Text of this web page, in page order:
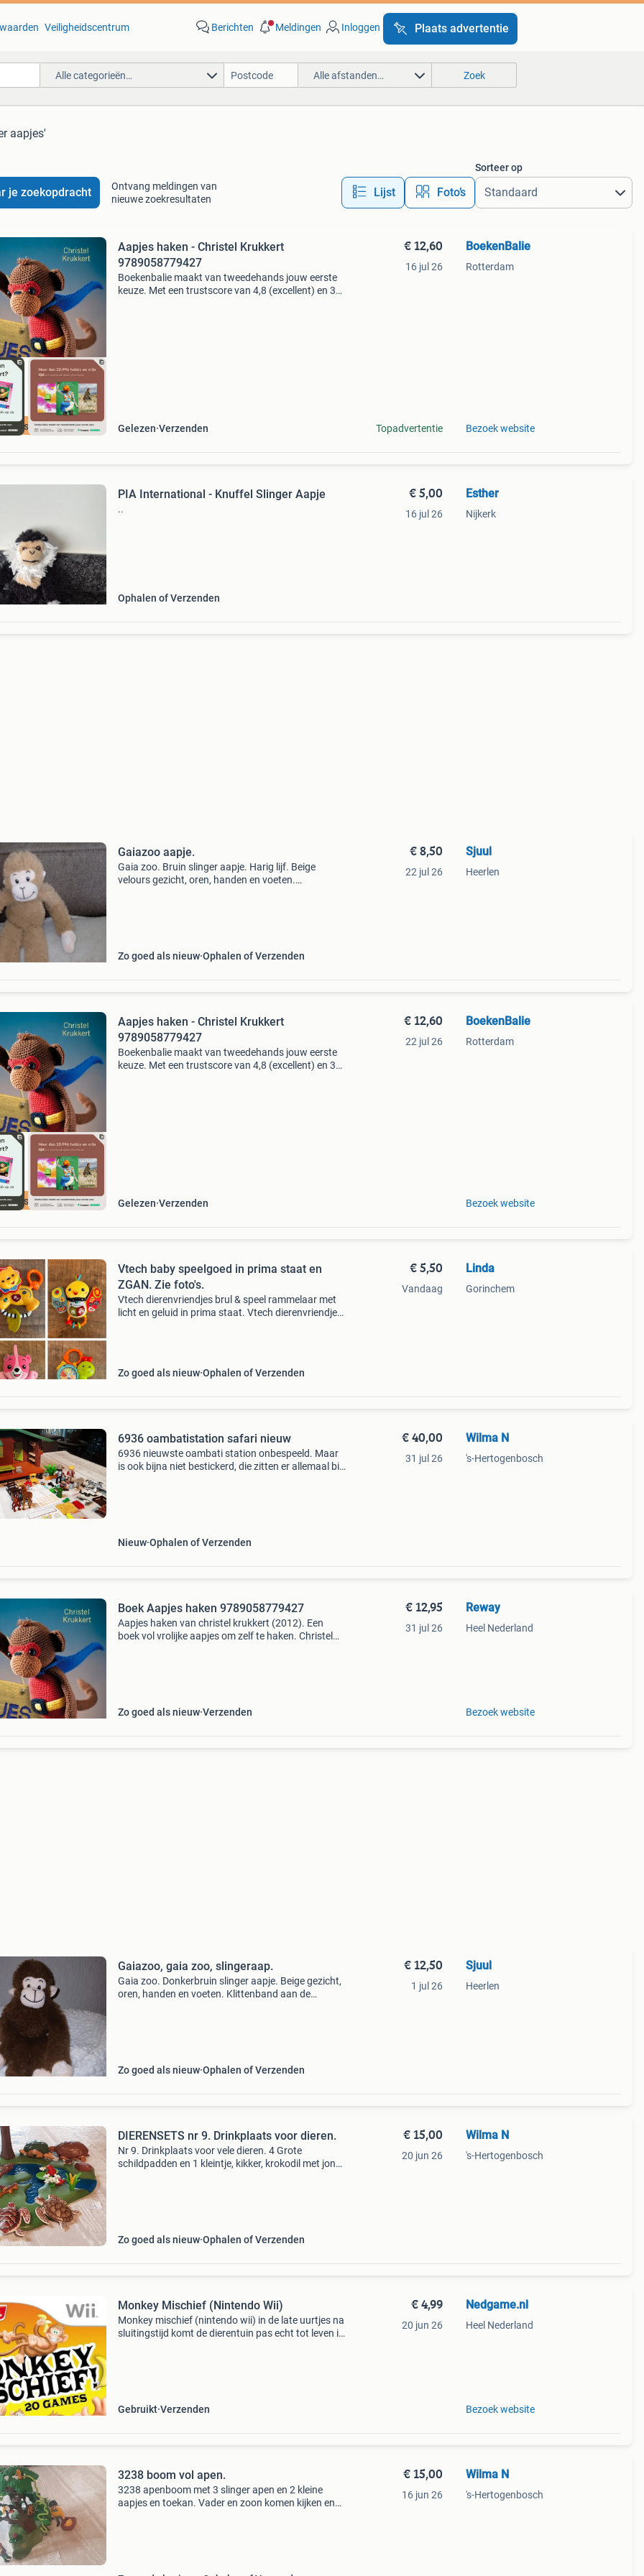
Veiligheidscentrum Berichten Meldingen Inloggen Plaats advertentie
Alle categorieën… Alle afstanden… Zoek
aapjes'
je zoekopdracht
Ontvang meldingen van
nieuwe zoekresultaten
Lijst Foto’s
Sorteer op
prijs
Aapjes haken - Christel Krukkert
9789058779427
Boekenbalie maakt van tweedehands jouw eerste
keuze. Met een trustscore van 4,8 (excellent) en 30
Gelezen Verzenden
€ 12,60
16 jul 26
Topadvertentie
BoekenBalie
Rotterdam
Bezoek website
PIA International - Knuffel Slinger Aapje
..
Ophalen of Verzenden
€ 5,00
16 jul 26
Esther
Nijkerk
Gaiazoo aapje.
Gaia zoo. Bruin slinger aapje. Harig lijf. Beige
velours gezicht, oren, handen en voeten.
Zo goed als nieuw Ophalen of Verzenden
€ 8,50
22 jul 26
Sjuul
Heerlen
prijs
Aapjes haken - Christel Krukkert
9789058779427
Boekenbalie maakt van tweedehands jouw eerste
keuze. Met een trustscore van 4,8 (excellent) en 30
Gelezen Verzenden
€ 12,60
22 jul 26
BoekenBalie
Rotterdam
Bezoek website
Vtech baby speelgoed in prima staat en
ZGAN. Zie foto's.
Vtech dierenvriendjes brul & speel rammelaar met
licht en geluid in prima staat. Vtech dierenvriendjes
Zo goed als nieuw Ophalen of Verzenden
€ 5,50
Vandaag
Linda
Gorinchem
6936 oambatistation safari nieuw
6936 nieuwste oambati station onbespeeld. Maar
is ook bijna niet bestickerd, die zitten er allemaal bij,
Nieuw Ophalen of Verzenden
€ 40,00
31 jul 26
Wilma N
's-Hertogenbosch
Boek Aapjes haken 9789058779427
Aapjes haken van christel krukkert (2012). Een
boek vol vrolijke aapjes om zelf te haken. Christel
Zo goed als nieuw Verzenden
€ 12,95
31 jul 26
Reway
Heel Nederland
Bezoek website
Gaiazoo, gaia zoo, slingeraap.
Gaia zoo. Donkerbruin slinger aapje. Beige gezicht,
oren, handen en voeten. Klittenband aan de
Zo goed als nieuw Ophalen of Verzenden
€ 12,50
1 jul 26
Sjuul
Heerlen
DIERENSETS nr 9. Drinkplaats voor dieren.
Nr 9. Drinkplaats voor vele dieren. 4 Grote
schildpadden en 1 kleintje, kikker, krokodil met jong,
Zo goed als nieuw Ophalen of Verzenden
€ 15,00
20 jun 26
Wilma N
's-Hertogenbosch
Monkey Mischief (Nintendo Wii)
Monkey mischief (nintendo wii) in de late uurtjes na
sluitingstijd komt de dierentuin pas echt tot leven in
Gebruikt Verzenden
€ 4,99
20 jun 26
Nedgame.nl
Heel Nederland
Bezoek website
3238 boom vol apen.
3238 apenboom met 3 slinger apen en 2 kleine
aapjes en toekan. Vader en zoon komen kijken en
€ 15,00
16 jun 26
Wilma N
's-Hertogenbosch